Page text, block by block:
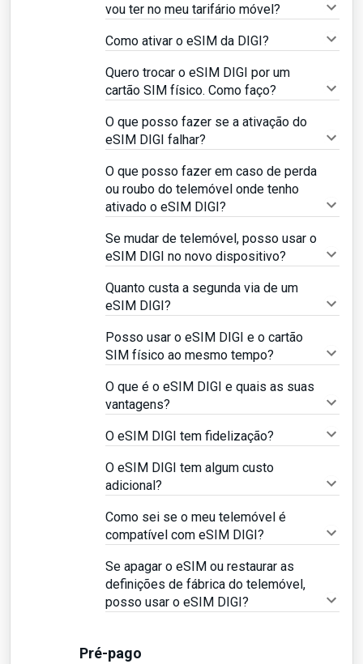
vou ter no meu tarifário móvel?
Como ativar o eSIM da DIGI?
Quero trocar o eSIM DIGI por um
cartão SIM físico. Como faço?
O que posso fazer se a ativação do
eSIM DIGI falhar?
O que posso fazer em caso de perda
ou roubo do telemóvel onde tenho
ativado o eSIM DIGI?
Se mudar de telemóvel, posso usar o
eSIM DIGI no novo dispositivo?
Quanto custa a segunda via de um
eSIM DIGI?
Posso usar o eSIM DIGI e o cartão
SIM físico ao mesmo tempo?
O que é o eSIM DIGI e quais as suas
vantagens?
O eSIM DIGI tem fidelização?
O eSIM DIGI tem algum custo
adicional?
Como sei se o meu telemóvel é
compatível com eSIM DIGI?
Se apagar o eSIM ou restaurar as
definições de fábrica do telemóvel,
posso usar o eSIM DIGI?
Pré-pago